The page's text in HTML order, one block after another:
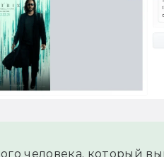
человека, который